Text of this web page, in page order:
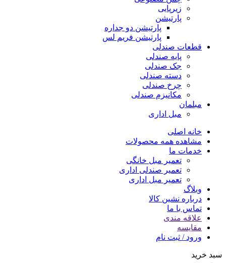
زیرپایی
پارتیشن
پارتیشن دو جداره
پارتیشن فریم لس
قطعات صندلی
پایه صندلی
جک صندلی
دسته صندلی
چرخ صندلی
مکانیزم صندلی
مبلمان
مبل اداری
خانه اصلی
مشاهده همه محصولات
خدمات ما
تعمیر مبل خانگی
تعمیر صندلی اداری
تعمیر مبل اداری
وبلاگ
درباره نشین کالا
تماس با ما
علاقه مندی
مقایسه
ورود / ثبت نام
سبد خرید